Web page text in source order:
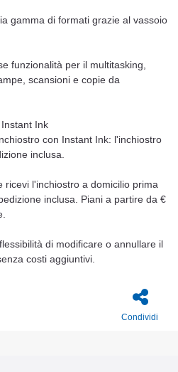
gamma di formati grazie al vassoio
funzionalità per il multitasking,
scansioni e copie da
Ink
con Instant Ink: l'inchiostro
inclusa.
ricevi l'inchiostro a domicilio prima
inclusa. Piani a partire da €
di modificare o annullare il
costi aggiuntivi.
Condividi